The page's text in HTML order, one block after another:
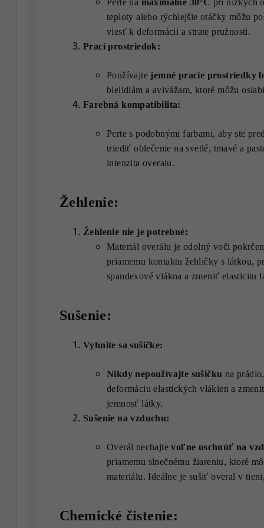
teploty alebo rýchlejšie otáčky môžu
viesť k deformácii a strate pružnosti.
Prací prostriedok:
Používajte jemné pracie prostriedky
bielidlám a avivážam, ktoré môžu
Farebná kompatibilita:
Perte s podobnými farbami, aby ste
triediť oblečenie na svetlé, tmavé a
intenzita overalu.
Žehlenie:
Žehlenie nie je potrebné:
Materiál overálu je odolný voči
priamemu kontaktu žehličky s látkou,
spandexové vlákna a zmeniť elasticitu
Sušenie:
Vyhnite sa sušičke:
Nikdy nepoužívajte sušičku na
deformáciu elastických vlákien a
jemnosť látky.
Sušenie na vzduchu:
Overál nechajtevoľne uschnúť na
priamemu slnečnému žiareniu, ktoré
materiálu. Ideálne je sušiť overal v
Chemické čistenie: